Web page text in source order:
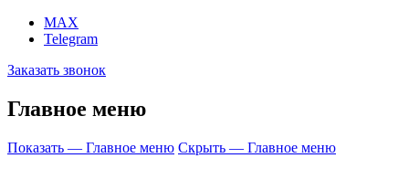
MAX
Telegram
Заказать звонок
Главное меню
Показать — Главное меню Скрыть — Главное меню